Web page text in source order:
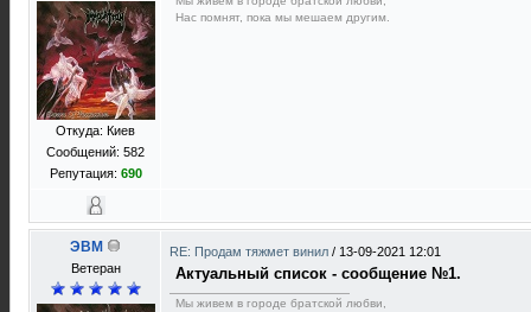
Откуда: Киев
Сообщений: 582
Репутация: 690
Нас помнят, пока мы мешаем другим.
ЭВМ
Ветеран
RE: Продам тяжмет винил / 13-09-2021 12:01
Актуальный список - сообщение №1.
Мы живем в городе братской любви,